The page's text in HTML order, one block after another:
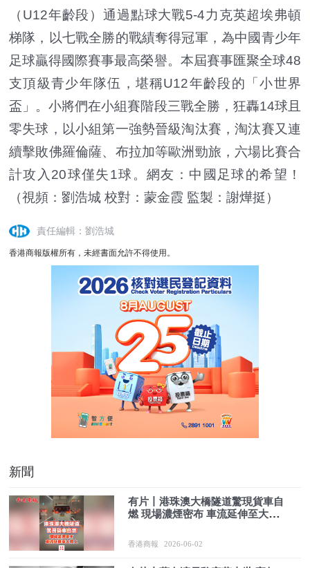
（U12年齡段）通過點球大戰5-4力克英超埃弗頓
梯隊，以七戰全勝的戰績奪得冠軍，為中國青少年
足球贏得國際賽事最高榮譽。本屆賽事匯聚全球48
支頂級青少年隊伍，堪稱U12年齡段的「小世界
盃」。小將們在小組賽階段三戰全勝，狂轟14球且
零失球，以小組第一強勢晉級淘汰賽，淘汰賽又連
續擊敗佛羅倫薩、布拉加等歐洲勁旅，六場比賽合
計攻入20球僅失1球。網友：中國足球的希望！
（視頻：劉浩城 校對：蒙金霞 監製：謝燁挺）
責任編輯：劉浩城
香港商報版權所有，未經書面允許不得使用。
新聞
有片丨港珠澳大橋隧道驚現貨車自
燃 現場濃煙密布 車流延伸至大橋
香港商報 2026-06-02